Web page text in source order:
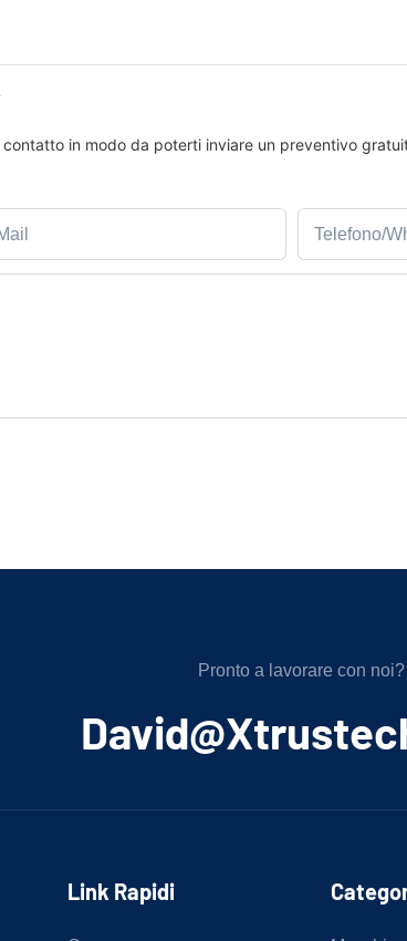
in modo da poterti inviare un preventivo
Telefono/
Pronto a lavorare con noi?
Link Rapidi